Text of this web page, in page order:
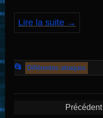
Lire la suite →
📂
Cet
a
Différentes attaques
Précédent